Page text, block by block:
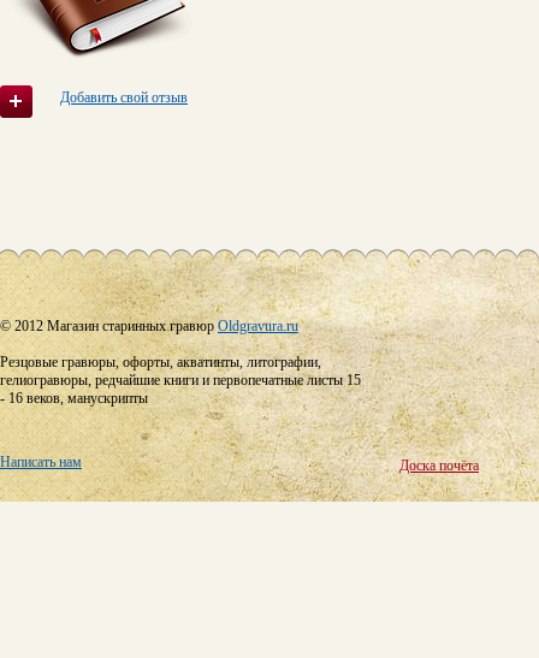
Добавить свой отзыв
© 2012 Магазин старинных гравюрOldgravura.ru
Резцовые гравюры, офорты, акватинты, литографии,
гелиогравюры, редчайшие книги и первопечатные листы 15
- 16 веков, манускрипты
Написать нам Доска почёта